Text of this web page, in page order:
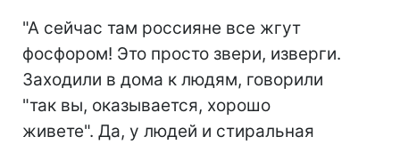
"А сейчас там россияне все жгут
фосфором! Это просто звери, изверги.
Заходили в дома к людям, говорили
"так вы, оказывается, хорошо
живете". Да, у людей и стиральная